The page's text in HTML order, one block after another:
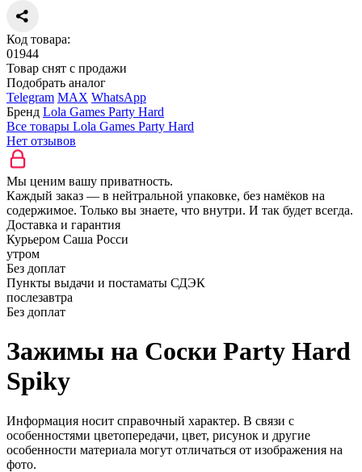
Код товара:
01944
Товар снят с продажи
Подобрать аналог
Telegram MAX WhatsApp
Бренд Lola Games Party Hard
Все товары Lola Games Party Hard
Нет отзывов
Мы ценим вашу приватность.
Каждый заказ — в нейтральной упаковке, без намёков на
содержимое. Только вы знаете, что внутри. И так будет всегда.
Доставка и гарантия
Курьером Саша Росси
утром
Без доплат
Пункты выдачи и постаматы СДЭК
послезавтра
Без доплат
Зажимы на Cоски Party Hard
Spiky
Информация носит справочный характер. В связи с
особенностями цветопередачи, цвет, рисунок и другие
особенности материала могут отличаться от изображения на
фото.